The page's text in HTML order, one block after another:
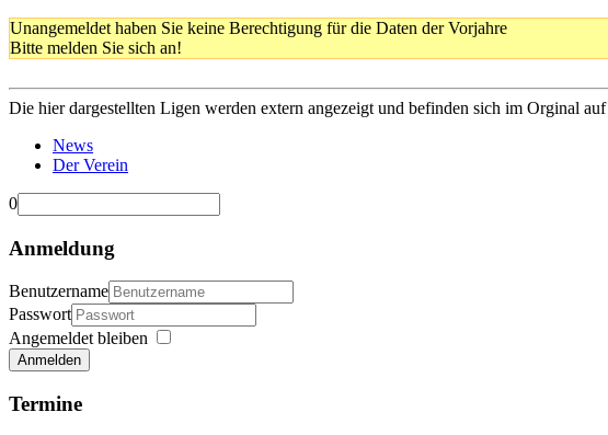
Unangemeldet haben Sie keine Berechtigung für die Daten der Vorjahre
Bitte melden Sie sich an!
Die hier dargestellten Ligen werden extern angezeigt und befinden sich im Orginal auf
News
Der Verein
0
Anmeldung
Benutzername
Passwort
Angemeldet bleiben
Anmelden
Termine